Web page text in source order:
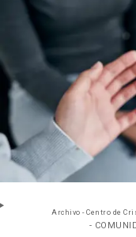
Archivo - Centro de
-